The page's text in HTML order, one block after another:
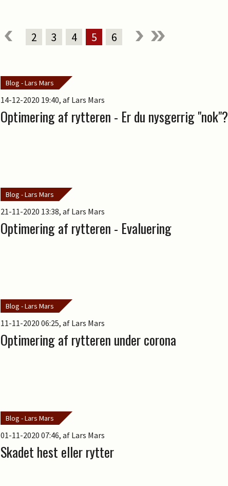
2 3 4 5 6
Blog - Lars Mars
14-12-2020 19:40, af Lars Mars
Optimering af rytteren - Er du nysgerrig "nok"?
Blog - Lars Mars
21-11-2020 13:38, af Lars Mars
Optimering af rytteren - Evaluering
Blog - Lars Mars
11-11-2020 06:25, af Lars Mars
Optimering af rytteren under corona
Blog - Lars Mars
01-11-2020 07:46, af Lars Mars
Skadet hest eller rytter